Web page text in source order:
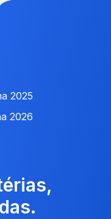
2025
2026